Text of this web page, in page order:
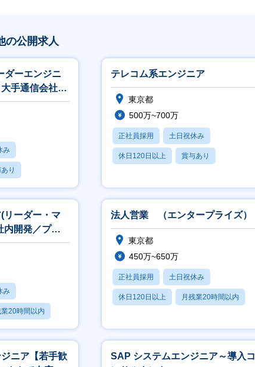
の公開求人
ダーエンジニ
手通信会社向
可能】
み
り
テレコム系エンジニア
東京都
500万~700万
正社員採用 土日祝休み
休日120日以上 賞与あり
リーダー・マ
内開発／プラ
み
業20時間以内
法人営業 （エンタープライズ）
東京都
450万~650万
正社員採用 土日祝休み
休日120日以上 月残業20時間以内
ニア【若手歓
SAP システムエンジニア～導入コ